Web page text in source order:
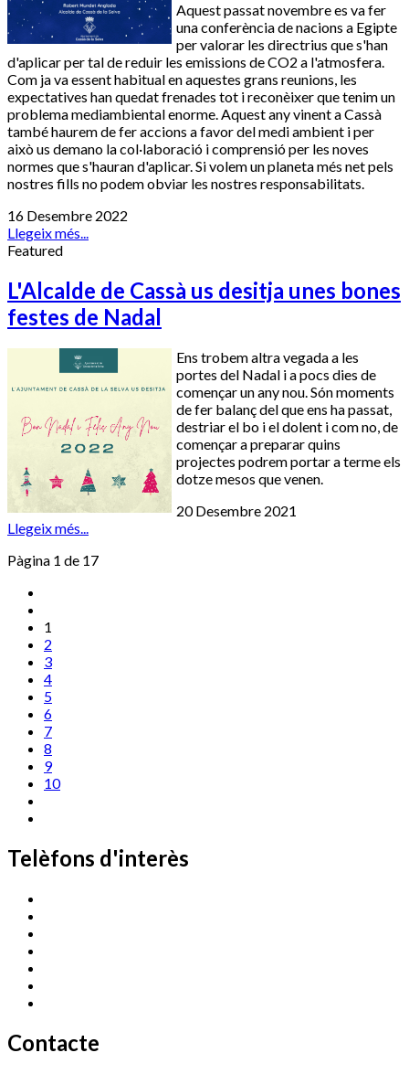
Aquest passat novembre es va fer
una conferència de nacions a Egipte
per valorar les directrius que s'han
d'aplicar per tal de reduir les emissions de CO2 a l'atmosfera.
Com ja va essent habitual en aquestes grans reunions, les
expectatives han quedat frenades tot i reconèixer que tenim un
problema mediambiental enorme. Aquest any vinent a Cassà
també haurem de fer accions a favor del medi ambient i per
això us demano la col·laboració i comprensió per les noves
normes que s'hauran d'aplicar. Si volem un planeta més net pels
nostres fills no podem obviar les nostres responsabilitats.
16 Desembre 2022
Llegeix més...
Featured
L'Alcalde de Cassà us desitja unes bones
festes de Nadal
Ens trobem altra vegada a les
portes del Nadal i a pocs dies de
començar un any nou. Són moments
de fer balanç del que ens ha passat,
destriar el bo i el dolent i com no, de
començar a preparar quins
projectes podrem portar a terme els
dotze mesos que venen.
20 Desembre 2021
Llegeix més...
Pàgina 1 de 17
1
2
3
4
5
6
7
8
9
10
Telèfons d'interès
Contacte